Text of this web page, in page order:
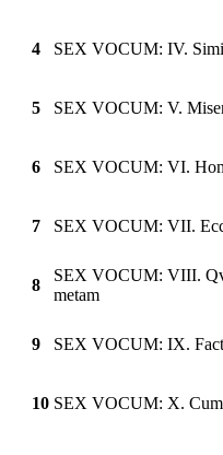
4 SEX VOCUM: IV.
5 SEX VOCUM: V.
6 SEX VOCUM: VI.
7 SEX VOCUM: VII.
8
SEX VOCUM: VIII.
metam
9 SEX VOCUM: IX.
10 SEX VOCUM: X. Cum